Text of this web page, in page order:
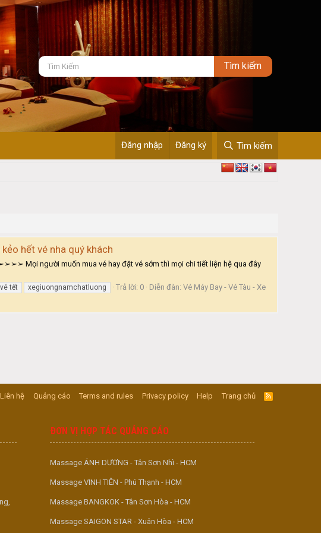
Đăng nhập Đăng ký Tìm kiếm
hết vé nha quý khách
Mọi người muốn mua vé hay đặt vé sớm thì mọi chi tiết liện hệ qua đây
vé tết xegiuongnamchatluong Trả lời: 0 Diễn đàn: Vé Máy Bay - Vé Tàu - Xe
Liên hệ Quảng cáo Terms and rules Privacy policy Help Trang chủ
R
S
ĐƠN VỊ HỢP TÁC QUẢNG CÁO
Massage ÁNH DƯƠNG - Tân Sơn Nhì - HCM
Massage VINH TIÊN - Phú Thạnh - HCM
Massage BANGKOK - Tân Sơn Hòa - HCM
Massage SAIGON STAR - Xuân Hòa - HCM